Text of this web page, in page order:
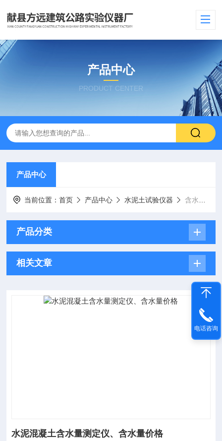
产品中心
PRODUCT CENTER
产品中心
当前位置：首页 产品中心 水泥土试验仪器 含水量测定仪
产品分类
相关文章
水泥混凝土含水量测定仪、含水量价格
电话咨询